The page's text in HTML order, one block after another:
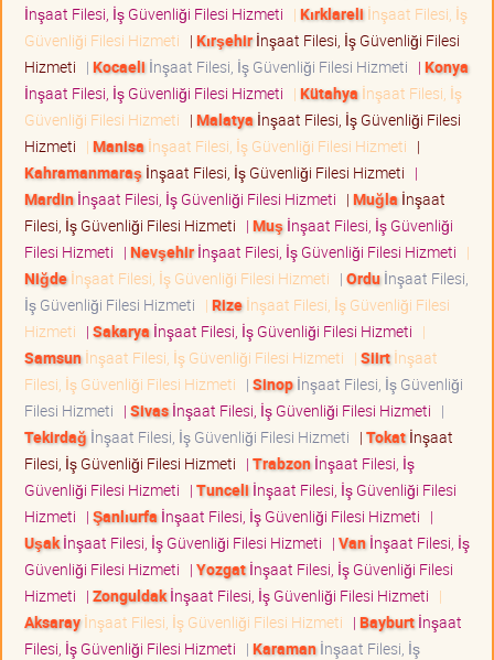
İnşaat Filesi, İş Güvenliği Filesi Hizmeti | Kırklareli İnşaat Filesi, İş
Güvenliği Filesi Hizmeti | Kırşehirİnşaat Filesi, İş Güvenliği Filesi
Hizmeti | Kocaeli İnşaat Filesi, İş Güvenliği Filesi Hizmeti | Konya
İnşaat Filesi, İş Güvenliği Filesi Hizmeti | Kütahya İnşaat Filesi, İş
Güvenliği Filesi Hizmeti | Malatya İnşaat Filesi, İş Güvenliği Filesi
Hizmeti | Manisa İnşaat Filesi, İş Güvenliği Filesi Hizmeti |
Kahramanmaraş İnşaat Filesi, İş Güvenliği Filesi Hizmeti |
Mardinİnşaat Filesi, İş Güvenliği Filesi Hizmeti | Muğla İnşaat
Filesi, İş Güvenliği Filesi Hizmeti | Muş İnşaat Filesi, İş Güvenliği
Filesi Hizmeti | Nevşehirİnşaat Filesi, İş Güvenliği Filesi Hizmeti |
Niğdeİnşaat Filesi, İş Güvenliği Filesi Hizmeti | Orduİnşaat Filesi,
İş Güvenliği Filesi Hizmeti | Rizeİnşaat Filesi, İş Güvenliği Filesi
Hizmeti | Sakarya İnşaat Filesi, İş Güvenliği Filesi Hizmeti |
Samsunİnşaat Filesi, İş Güvenliği Filesi Hizmeti | Siirtİnşaat
Filesi, İş Güvenliği Filesi Hizmeti | Sinopİnşaat Filesi, İş Güvenliği
Filesi Hizmeti | Sivasİnşaat Filesi, İş Güvenliği Filesi Hizmeti |
Tekirdağ İnşaat Filesi, İş Güvenliği Filesi Hizmeti | Tokatİnşaat
Filesi, İş Güvenliği Filesi Hizmeti | Trabzonİnşaat Filesi, İş
Güvenliği Filesi Hizmeti | Tunceli İnşaat Filesi, İş Güvenliği Filesi
Hizmeti | Şanlıurfa İnşaat Filesi, İş Güvenliği Filesi Hizmeti |
Uşakİnşaat Filesi, İş Güvenliği Filesi Hizmeti | Vanİnşaat Filesi, İş
Güvenliği Filesi Hizmeti | Yozgatİnşaat Filesi, İş Güvenliği Filesi
Hizmeti | Zonguldakİnşaat Filesi, İş Güvenliği Filesi Hizmeti |
Aksarayİnşaat Filesi, İş Güvenliği Filesi Hizmeti | Bayburtİnşaat
Filesi, İş Güvenliği Filesi Hizmeti | Karamanİnşaat Filesi, İş